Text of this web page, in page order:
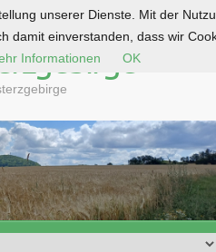
unserer Dienste. Mit der
damit einverstanden, dass wir
Informationen OK